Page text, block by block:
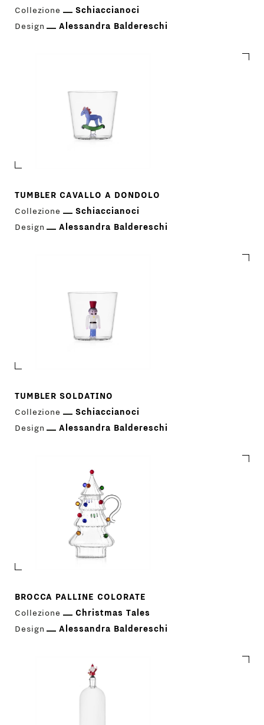
Collezione
Schiaccianoci
Design
Alessandra Baldereschi
TUMBLER CAVALLO A DONDOLO
Collezione
Schiaccianoci
Design
Alessandra Baldereschi
TUMBLER SOLDATINO
Collezione
Schiaccianoci
Design
Alessandra Baldereschi
BROCCA PALLINE COLORATE
Collezione
Christmas Tales
Design
Alessandra Baldereschi